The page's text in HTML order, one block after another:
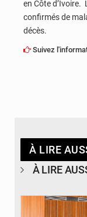
en Côte d’Ivoire.
confirmés de
décès.
Suivez
À LIRE
À LIRE